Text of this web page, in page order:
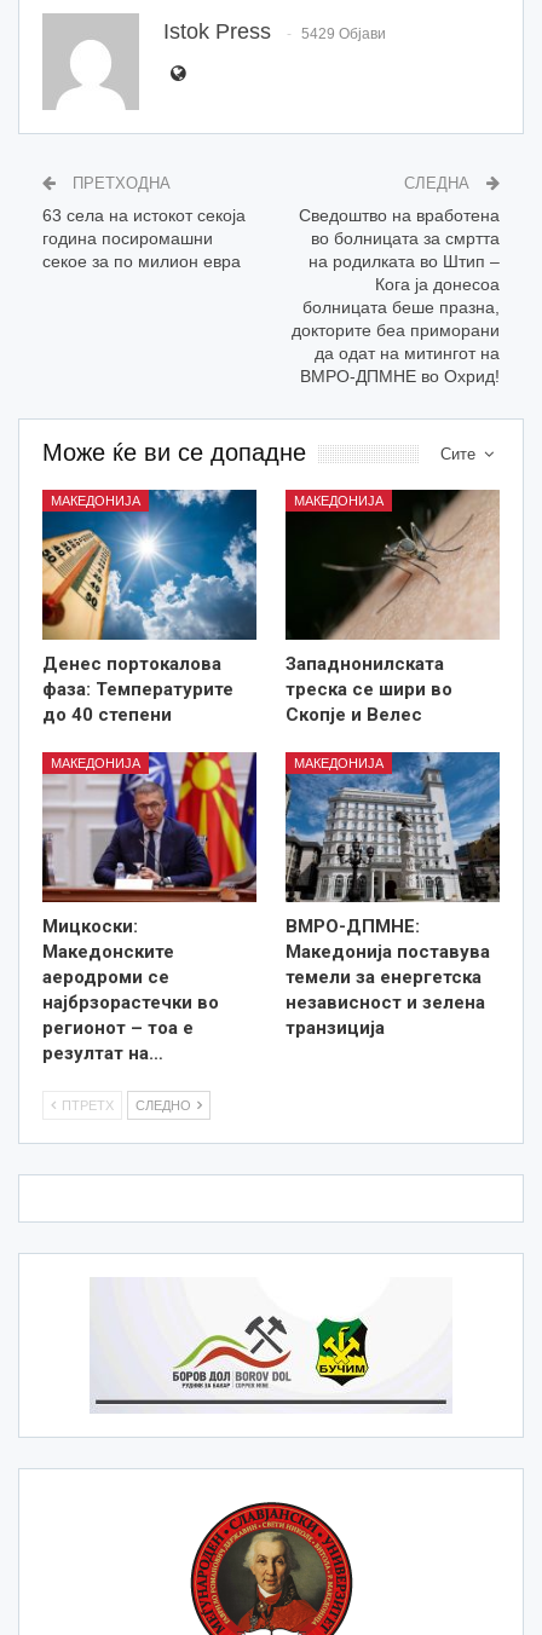
Istok Press 5429 Објави
ПРЕТХОДНА
63 села на истокот секоја
година посиромашни
секое за по милион евра
СЛЕДНА
Сведоштво на вработена
во болницата за смртта
на родилката во Штип –
Кога ја донесоа
болницата беше празна,
докторите беа приморани
да одат на митингот на
ВМРО-ДПМНЕ во Охрид!
Сите
Може ќе ви се допадне
МАКЕДОНИЈА
Денес портокалова
фаза: Температурите
до 40 степени
МАКЕДОНИЈА
Западнонилската
треска се шири во
Скопје и Велес
МАКЕДОНИЈА
Мицкоски:
Македонските
аеродроми се
најбрзорастечки во
регионот – тоа е
резултат на…
МАКЕДОНИЈА
ВМРО-ДПМНЕ:
Македонија поставува
темели за енергетска
независност и зелена
транзиција
ПТРЕТХ СЛЕДНО